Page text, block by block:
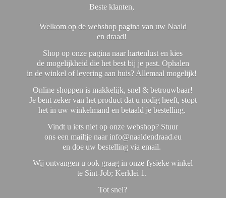
Beste klanten,
Welkom op de webshop pagina van uw Naald
en draad!
Shop op onze pagina naar hartenlust en kies
de mogelijkheid die het best bij je past. Ophalen
in de winkel of levering aan huis? Allemaal mogelijk!
Online shoppen is makkelijk, snel & betrouwbaar!
Je bent zeker van het product dat u nodig heeft, stopt
het in uw winkelmand en betaald je bestelling.
Vindt u iets niet op onze webshop? Stuur
ons een mailtje naar info@naaldendraad.eu
en doe uw bestelling via email.
Wij ontvangen u ook graag in onze fysieke winkel
te Sint-Job; Kerklei 1.
Tot snel?